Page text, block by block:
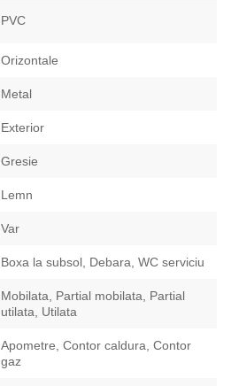
PVC
Orizontale
Metal
Exterior
Gresie
Lemn
Var
Boxa la subsol, Debara, WC serviciu
Mobilata, Partial mobilata, Partial
utilata, Utilata
Apometre, Contor caldura, Contor
gaz